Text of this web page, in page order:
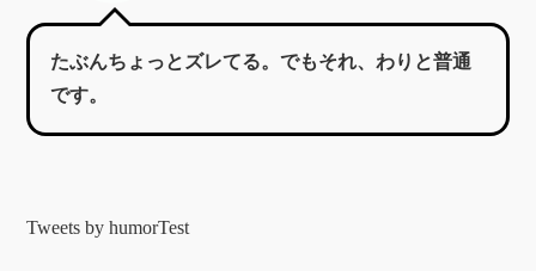
たぶんちょっとズレてる。でもそれ、わりと普通
です。
Tweets by humorTest